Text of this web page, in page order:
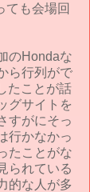
ても会場回
のHondaな
ら行列がで
たことが話
グサイトを
すがにそっ
行かなかっ
たことがな
られている
的な人が多